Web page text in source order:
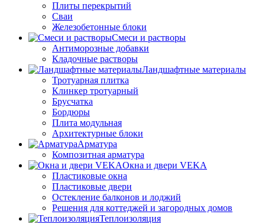
Плиты перекрытий
Сваи
Железобетонные блоки
Cмеси и растворы
Антиморозные добавки
Кладочные растворы
Ландшафтные материалы
Тротуарная плитка
Клинкер тротуарный
Брусчатка
Бордюры
Плита модульная
Архитектурные блоки
Арматура
Композитная арматура
Окна и двери VEKA
Пластиковые окна
Пластиковые двери
Остекление балконов и лоджий
Решения для коттеджей и загородных домов
Теплоизоляция